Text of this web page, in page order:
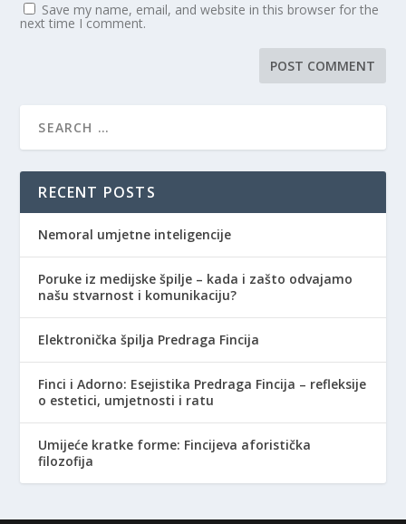
Save my name, email, and website in this browser for the
next time I comment.
RECENT POSTS
Nemoral umjetne inteligencije
Poruke iz medijske špilje – kada i zašto odvajamo
našu stvarnost i komunikaciju?
Elektronička špilja Predraga Fincija
Finci i Adorno: Esejistika Predraga Fincija – refleksije
o estetici, umjetnosti i ratu
Umijeće kratke forme: Fincijeva aforistička
filozofija